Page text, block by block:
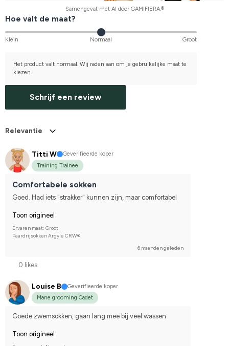
Samengevat met AI door GAMIFIERA.®
Hoe valt de maat?
Klein Normaal Groot
Het product valt normaal. Wij raden aan om je gebruikelijke maat te
kiezen.
Schrijf een review
Relevantie
Titti W
Geverifieerde koper
Training Trainee
Comfortabele sokken
Goed. Had iets "strakker" kunnen zijn, maar comfortabel
Toon origineel
Ervaren maat: Groot
Paardrijsokken Argyle CRW®
6 maanden geleden
0 likes
Louise B
Geverifieerde koper
Mane grooming Cadet
Goede zwemsokken, gaan lang mee bij veel wassen
Toon origineel